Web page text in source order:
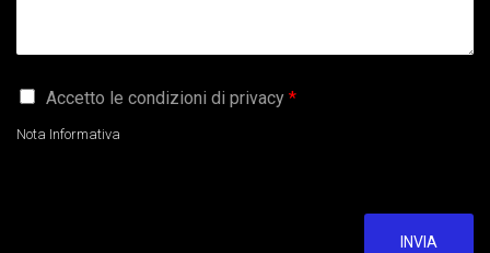
G
P
Accetto le condizioni di privacy *
Nota Informativa
INVIA